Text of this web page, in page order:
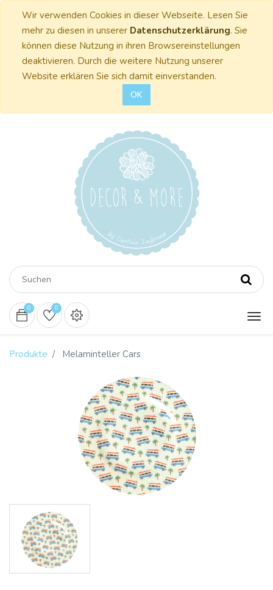
Wir verwenden Cookies in dieser Webseite. Lesen Sie
mehr zu diesen in unserer Datenschutzerklärung. Sie
können diese Nutzung in ihren Browsereinstellungen
deaktivieren. Durch die weitere Nutzung unserer
Website erklären Sie sich damit einverstanden.
OK
0 0
Produkte Melaminteller Cars